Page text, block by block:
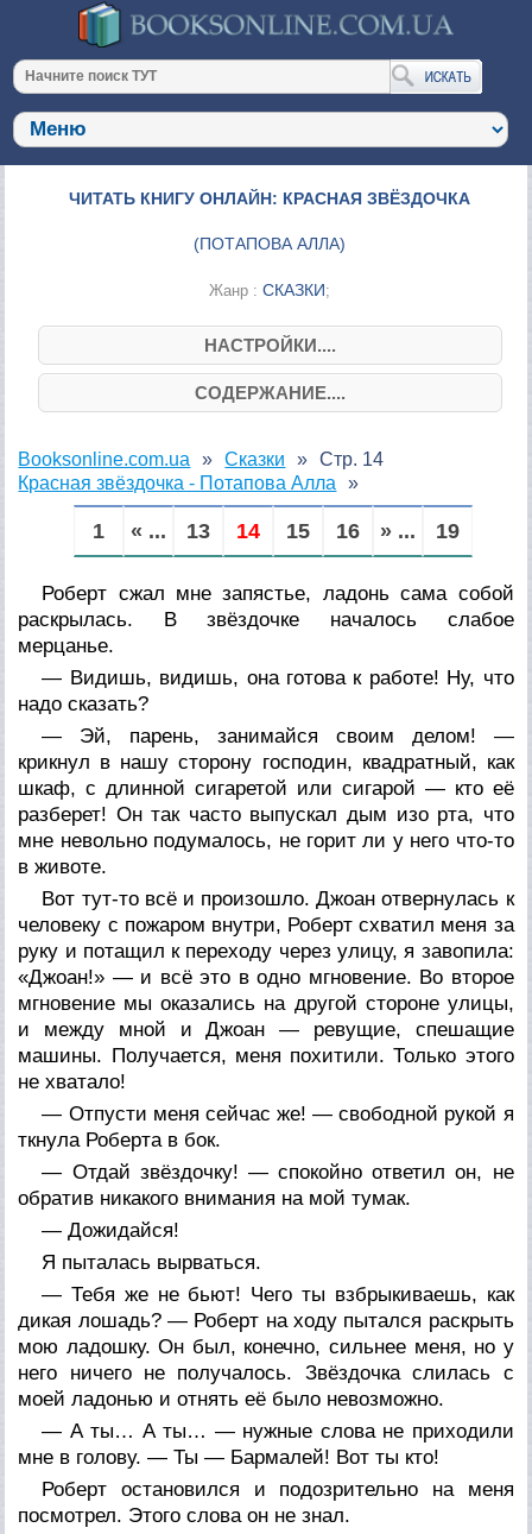
ЧИТАТЬ КНИГУ ОНЛАЙН: КРАСНАЯ ЗВЁЗДОЧКА
(ПОТАПОВА АЛЛА)
Жанр :СКАЗКИ;
НАСТРОЙКИ....
СОДЕРЖАНИЕ....
Booksonline.com.ua
Сказки
Красная звёздочка - Потапова Алла
Стр. 14
1 « ... 13 14 15 16 » ... 19
Роберт сжал мне запястье, ладонь сама собой
раскрылась. В звёздочке началось слабое
мерцанье.
— Видишь, видишь, она готова к работе! Ну, что
надо сказать?
— Эй, парень, занимайся своим делом! —
крикнул в нашу сторону господин, квадратный, как
шкаф, с длинной сигаретой или сигарой — кто её
разберет! Он так часто выпускал дым изо рта, что
мне невольно подумалось, не горит ли у него что-то
в животе.
Вот тут-то всё и произошло. Джоан отвернулась к
человеку с пожаром внутри, Роберт схватил меня за
руку и потащил к переходу через улицу, я завопила:
«Джоан!» — и всё это в одно мгновение. Во второе
мгновение мы оказались на другой стороне улицы,
и между мной и Джоан — ревущие, спешащие
машины. Получается, меня похитили. Только этого
не хватало!
— Отпусти меня сейчас же! — свободной рукой я
ткнула Роберта в бок.
— Отдай звёздочку! — спокойно ответил он, не
обратив никакого внимания на мой тумак.
— Дожидайся!
Я пыталась вырваться.
— Тебя же не бьют! Чего ты взбрыкиваешь, как
дикая лошадь? — Роберт на ходу пытался раскрыть
мою ладошку. Он был, конечно, сильнее меня, но у
него ничего не получалось. Звёздочка слилась с
моей ладонью и отнять её было невозможно.
— А ты… А ты… — нужные слова не приходили
мне в голову. — Ты — Бармалей! Вот ты кто!
Роберт остановился и подозрительно на меня
посмотрел. Этого слова он не знал.